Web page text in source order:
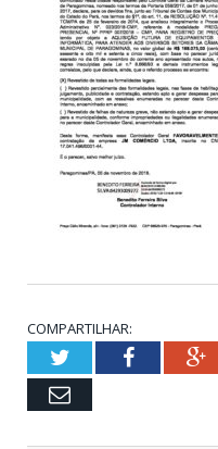
COMPARTILHAR:
TwitterFacebook
Email